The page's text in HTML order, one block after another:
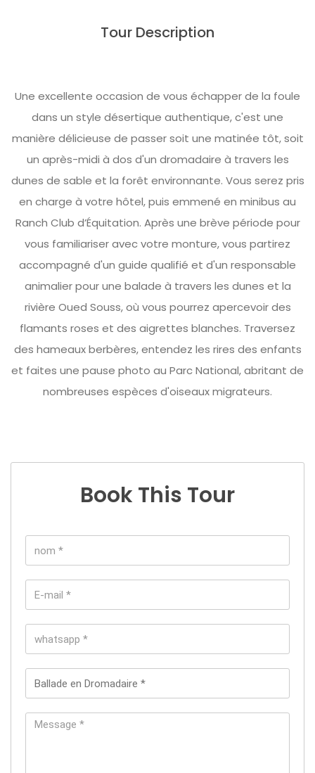
Tour Description
Une excellente occasion de vous échapper de la foule
dans un style désertique authentique, c'est une
manière délicieuse de passer soit une matinée tôt, soit
un après-midi à dos d'un dromadaire à travers les
dunes de sable et la forêt environnante. Vous serez pris
en charge à votre hôtel, puis emmené en minibus au
Ranch Club d’Équitation. Après une brève période pour
vous familiariser avec votre monture, vous partirez
accompagné d'un guide qualifié et d'un responsable
animalier pour une balade à travers les dunes et la
rivière Oued Souss, où vous pourrez apercevoir des
flamants roses et des aigrettes blanches. Traversez
des hameaux berbères, entendez les rires des enfants
et faites une pause photo au Parc National, abritant de
nombreuses espèces d'oiseaux migrateurs.
Book This Tour